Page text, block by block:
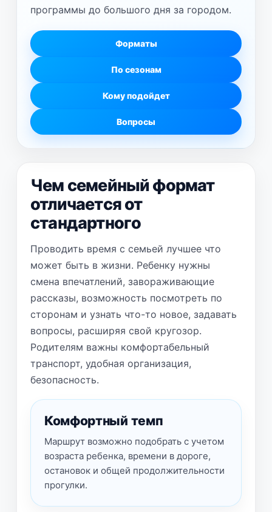
программы до большого дня за городом.
Форматы
По сезонам
Кому подойдет
Вопросы
Чем семейный формат
отличается от
стандартного
Проводить время с семьей лучшее что
может быть в жизни. Ребенку нужны
смена впечатлений, завораживающие
рассказы, возможность посмотреть по
сторонам и узнать что-то новое, задавать
вопросы, расширяя свой кругозор.
Родителям важны комфортабельный
транспорт, удобная организация,
безопасность.
Комфортный темп
Маршрут возможно подобрать с учетом
возраста ребенка, времени в дороге,
остановок и общей продолжительности
прогулки.